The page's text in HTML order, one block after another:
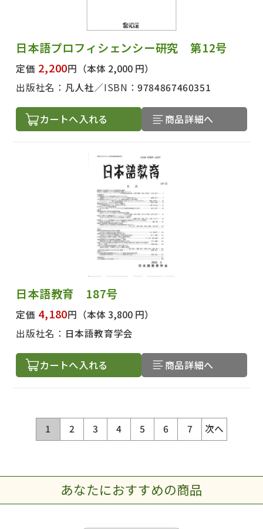
日本語プロフィシェンシー研究 第12号
定価 2,200円 （本体 2,000 円）
出版社名： 凡人社 ISBN：9784867460351
カートへ入れる 商品詳細へ
日本語教育 187号
定価 4,180円 （本体 3,800 円）
出版社名： 日本語教育学会
カートへ入れる 商品詳細へ
1 2 3 4 5 6 7 次へ
あなたにおすすめの商品